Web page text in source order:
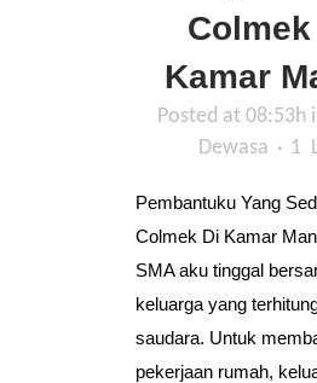
Colmek
Kamar
Posted at 08:53h
Dewasa
1
Pembantuku Yang
Colmek Di Kamar
SMA aku tinggal
keluarga yang
saudara. Untuk
pekerjaan rumah,